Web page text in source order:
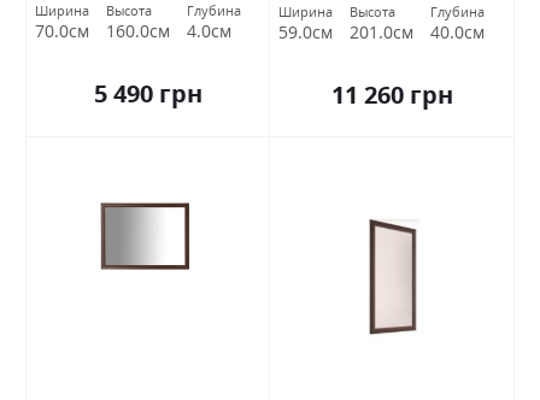
Ширина
70.0см
Высота
160.0см
Глубина
4.0см
5 490 грн
Ширина
59.0см
Высота
201.0см
Глубина
40.0см
11 260 грн